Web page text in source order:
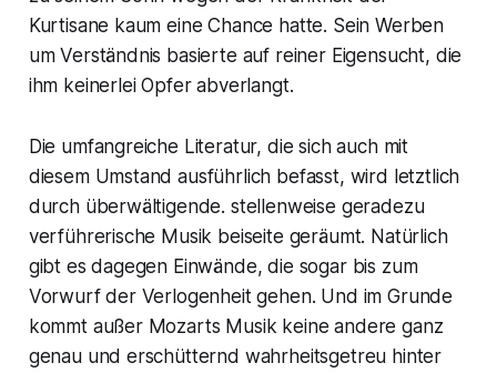
Kurtisane kaum eine Chance hatte. Sein Werben
um Verständnis basierte auf reiner Eigensucht, die
ihm keinerlei Opfer abverlangt.
Die umfangreiche Literatur, die sich auch mit
diesem Umstand ausführlich befasst, wird letztlich
durch überwältigende. stellenweise geradezu
verführerische Musik beiseite geräumt. Natürlich
gibt es dagegen Einwände, die sogar bis zum
Vorwurf der Verlogenheit gehen. Und im Grunde
kommt außer Mozarts Musik keine andere ganz
genau und erschütternd wahrheitsgetreu hinter